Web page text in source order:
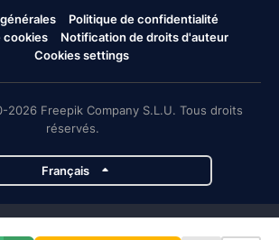
Politique de confidentialité
cookies
Notification de droits d'auteur
Cookies settings
Freepik Company S.L.U. Tous droits
réservés.
Français